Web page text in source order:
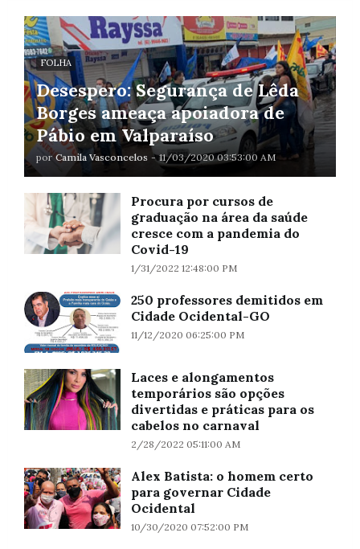
FOLHA
Desespero: Segurança de Lêda
Borges ameaça apoiadora de
Pábio em Valparaíso
por Camila Vasconcelos - 11/03/2020 03:53:00 AM
Procura por cursos de
graduação na área da saúde
cresce com a pandemia do
Covid-19
1/31/2022 12:48:00 PM
250 professores demitidos em
Cidade Ocidental-GO
11/12/2020 06:25:00 PM
Laces e alongamentos
temporários são opções
divertidas e práticas para os
cabelos no carnaval
2/28/2022 05:11:00 AM
Alex Batista: o homem certo
para governar Cidade
Ocidental
10/30/2020 07:52:00 PM